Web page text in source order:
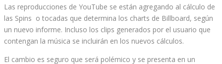
Las reproducciones de YouTube se están agregando al cálculo de
las Spins o tocadas que determina los charts de Billboard, según
un nuevo informe. Incluso los clips generados por el usuario que
contengan la música se incluirán en los nuevos cálculos.
El cambio es seguro que será polémico y se presenta en un